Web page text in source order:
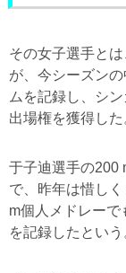
その女子選手と
が、今シーズン
ムを記録し、シ
出場権を獲得した
于子迪選手の200
で、昨年は惜し
m個人メドレーで
を記録したという